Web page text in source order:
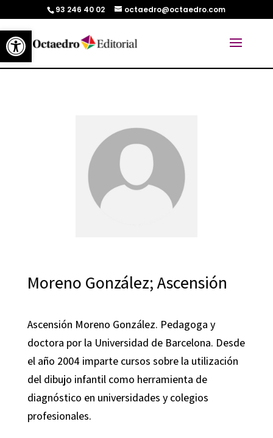
Abrir barra de herramientas
93 246 40 02 octaedro@octaedro.com
Moreno González; Ascensión
Ascensión Moreno González. Pedagoga y
doctora por la Universidad de Barcelona. Desde
el año 2004 imparte cursos sobre la utilización
del dibujo infantil como herramienta de
diagnóstico en universidades y colegios
profesionales.